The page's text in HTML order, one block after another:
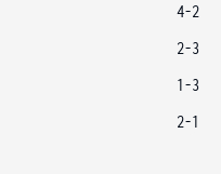
4-2
2-3
1-3
2-1